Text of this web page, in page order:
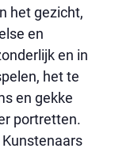
het gezicht,
en
en in
het te
en gekke
portretten.